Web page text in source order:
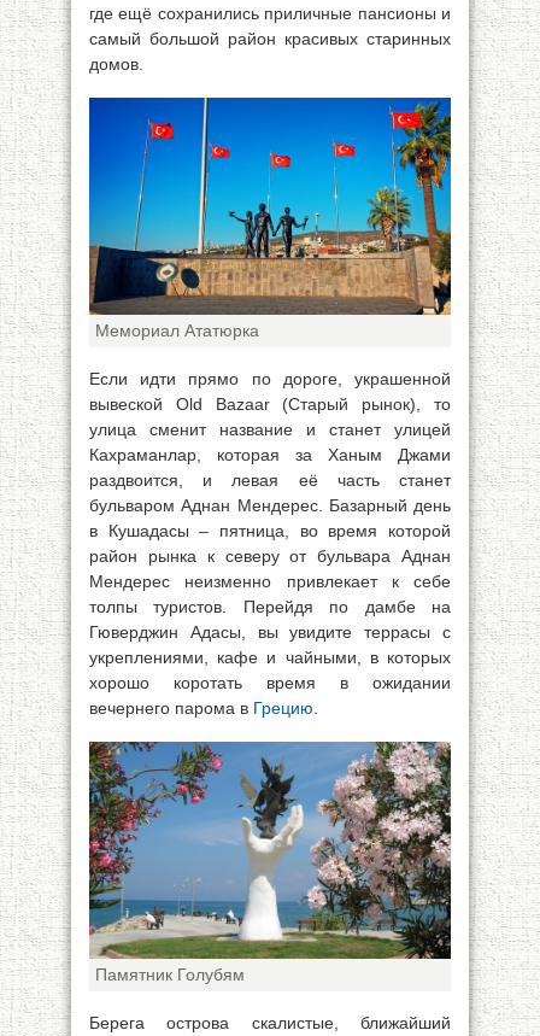
где ещё сохранились приличные пансионы и
самый большой район красивых старинных
домов.
Мемориал Ататюрка
Если идти прямо по дороге, украшенной
вывеской Old Bazaar (Старый рынок), то
улица сменит название и станет улицей
Кахраманлар, которая за Ханым Джами
раздвоится, и левая её часть станет
бульваром Аднан Мендерес. Базарный день
в Кушадасы – пятница, во время которой
район рынка к северу от бульвара Аднан
Мендерес неизменно привлекает к себе
толпы туристов. Перейдя по дамбе на
Гюверджин Адасы, вы увидите террасы с
укреплениями, кафе и чайными, в которых
хорошо коротать время в ожидании
вечернего парома в Грецию
Памятник Голубям
Берега острова скалистые, ближайший